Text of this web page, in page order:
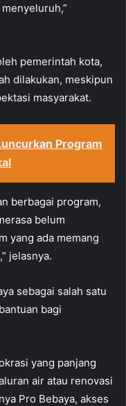
pemerintah kota,
dilakukan, meskipun
masyarakat.
Program
berbagai program,
belum
yang ada memang
jelasnya.
sebagai salah satu
bagi
yang panjang
air atau renovasi
Pro Bebaya, akses